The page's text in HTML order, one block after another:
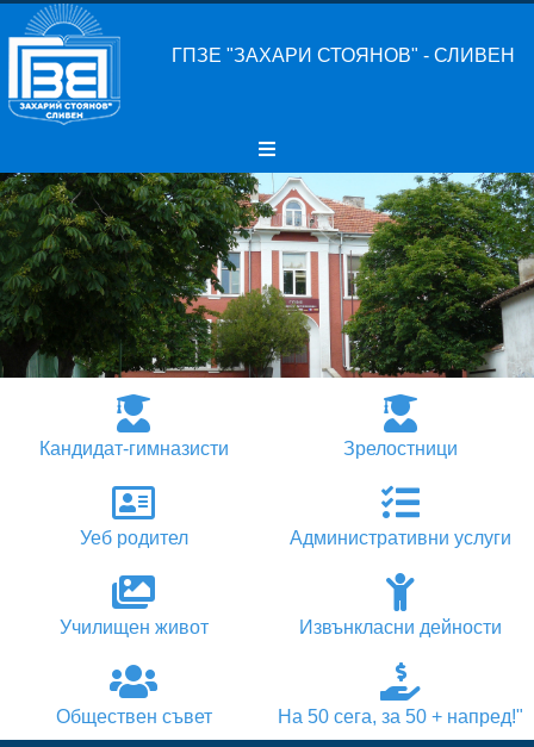
ГПЗЕ "ЗАХАРИ СТОЯНОВ" - СЛИВЕН
Кандидат-гимназисти Зрелостници
Уеб родител Административни услуги
Училищен живот Извънкласни дейности
Обществен съвет На 50 сега, за 50 + напред!"